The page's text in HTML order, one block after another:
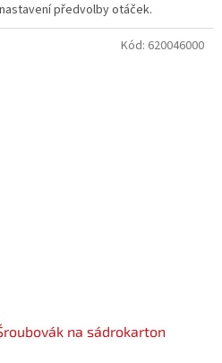
nastavení předvolby otáček.
na sádrokarton
Kód: 620046000